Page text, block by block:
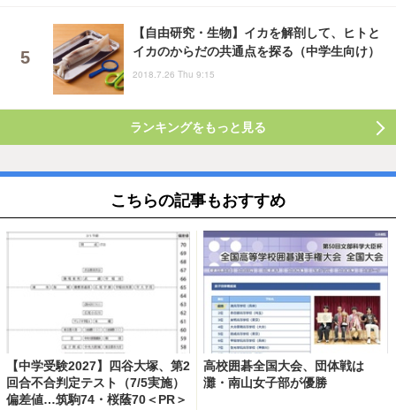
【自由研究・生物】イカを解剖して、ヒトと
イカのからだの共通点を探る（中学生向け）
2018.7.26 Thu 9:15
ランキングをもっと見る
こちらの記事もおすすめ
【中学受験2027】四谷大塚、第2
回合不合判定テスト（7/5実施）
偏差値…筑駒74・桜蔭70＜PR＞
高校囲碁全国大会、団体戦は
灘・南山女子部が優勝